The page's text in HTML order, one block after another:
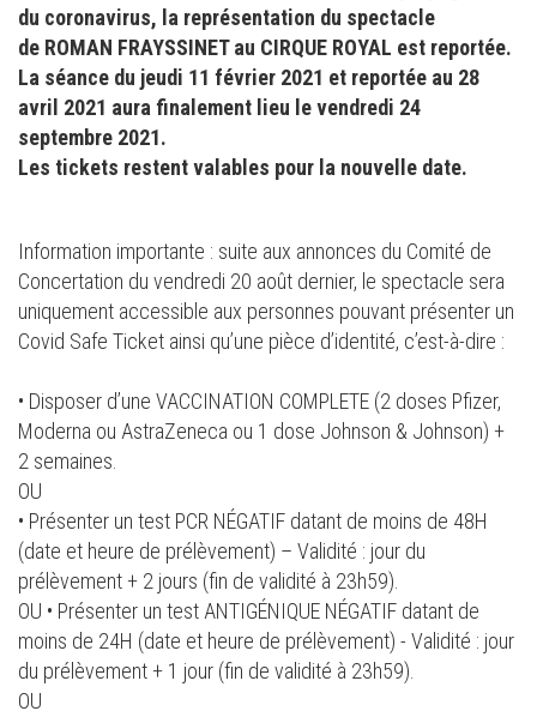
du coronavirus, la représentation du spectacle
de ROMAN FRAYSSINET au CIRQUE ROYAL est reportée.
La séance du jeudi 11 février 2021 et reportée au 28
avril 2021 aura finalement lieu le vendredi 24
septembre 2021.
Les tickets restent valables pour la nouvelle date.
Information importante : suite aux annonces du Comité de
Concertation du vendredi 20 août dernier, le spectacle sera
uniquement accessible aux personnes pouvant présenter un
Covid Safe Ticket ainsi qu’une pièce d’identité, c’est-à-dire :
• Disposer d’une VACCINATION COMPLETE (2 doses Pfizer,
Moderna ou AstraZeneca ou 1 dose Johnson & Johnson) +
2 semaines.
OU
• Présenter un test PCR NÉGATIF datant de moins de 48H
(date et heure de prélèvement) – Validité : jour du
prélèvement + 2 jours (fin de validité à 23h59).
OU • Présenter un test ANTIGÉNIQUE NÉGATIF datant de
moins de 24H (date et heure de prélèvement) - Validité : jour
du prélèvement + 1 jour (fin de validité à 23h59).
OU